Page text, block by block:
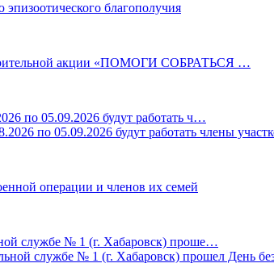
благополучия
акции «ПОМОГИ СОБРАТЬСЯ …
по 05.09.2026 будут работать ч…
операции и членов их семей
службе № 1 (г. Хабаровск) проше…